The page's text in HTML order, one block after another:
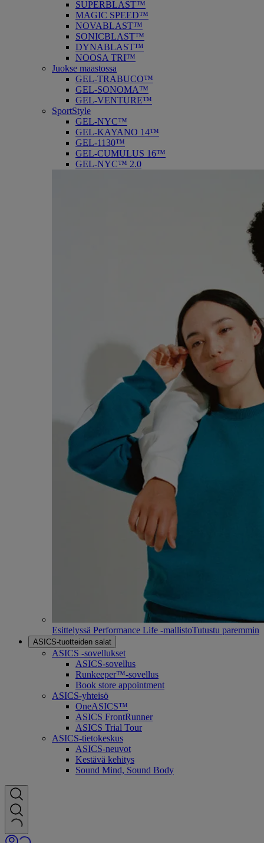
SUPERBLAST™
MAGIC SPEED™
NOVABLAST™
SONICBLAST™
DYNABLAST™
NOOSA TRI™
Juokse maastossa
GEL-TRABUCO™
GEL-SONOMA™
GEL-VENTURE™
SportStyle
GEL-NYC™
GEL-KAYANO 14™
GEL-1130™
GEL-CUMULUS 16™
GEL-NYC™ 2.0
Esittelyssä Performance Life -mallistoTutustu paremmin
ASICS-tuotteiden salat
ASICS -sovellukset
ASICS-sovellus
Runkeeper™-sovellus
Book store appointment
ASICS-yhteisö
OneASICS™
ASICS FrontRunner
ASICS Trial Tour
ASICS-tietokeskus
ASICS-neuvot
Kestävä kehitys
Sound Mind, Sound Body